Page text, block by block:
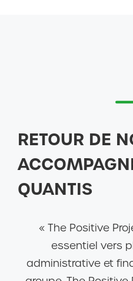
RETOUR DE
QUANTIS
« The Positive
essentiel vers
administrative et